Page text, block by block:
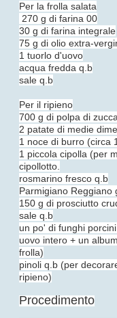
Per la frolla salata
270 g di farina 00
30 g di farina integrale
75 g di olio extra-
1 tuorlo d'uovo
acqua fredda q.b
sale q.b
Per il ripieno
700 g di polpa di zucca
2 patate di medie
1 noce di burro (circa
1 piccola cipolla (per
cipollotto.
rosmarino fresco q.b
Parmigiano Reggiano
150 g di prosciutto
sale q.b
un po' di funghi
uovo intero + un
frolla)
pinoli q.b (per
ripieno)
Procedimento